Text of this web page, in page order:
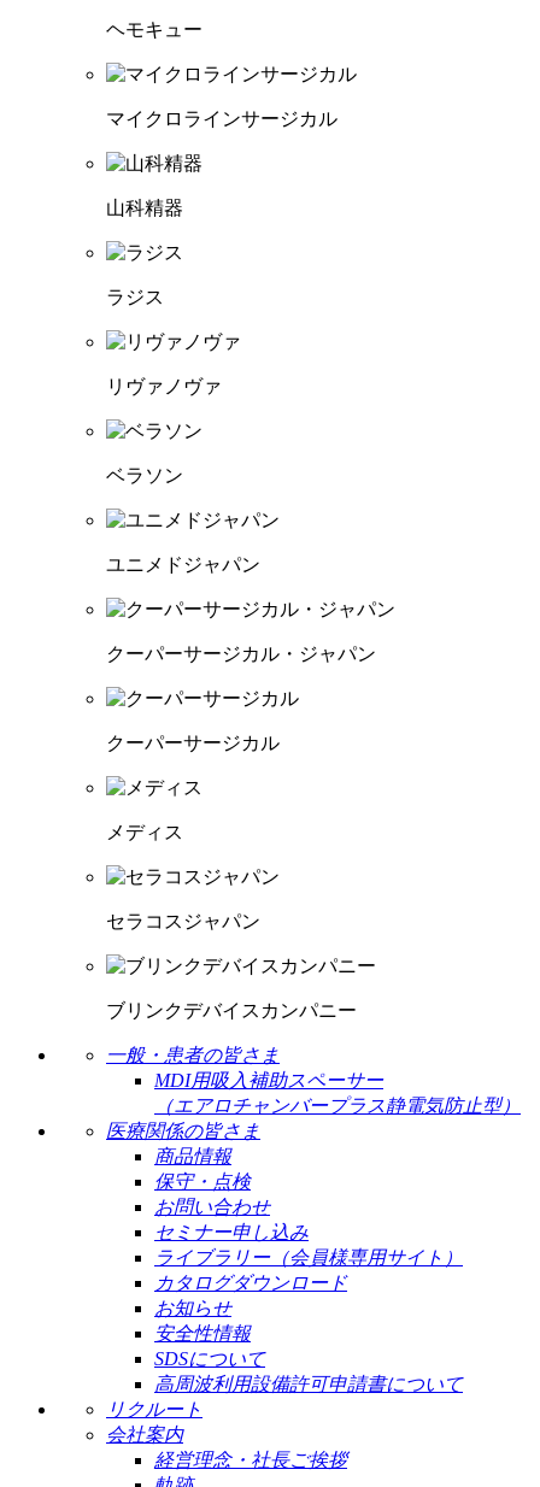
ヘモキュー
マイクロラインサージカル
山科精器
ラジス
リヴァノヴァ
ベラソン
ユニメドジャパン
クーパーサージカル・ジャパン
クーパーサージカル
メディス
セラコスジャパン
ブリンクデバイスカンパニー
一般・患者の皆さま
MDI用吸入補助スペーサー
（エアロチャンバープラス静電気防止型）
医療関係の皆さま
商品情報
保守・点検
お問い合わせ
セミナー申し込み
ライブラリー（会員様専用サイト）
カタログダウンロード
お知らせ
安全性情報
SDSについて
高周波利用設備許可申請書について
リクルート
会社案内
経営理念・社長ご挨拶